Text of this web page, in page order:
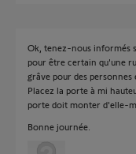
Ok, tenez-nous informés
pour être certain qu'une
grâve pour des personnes
Placez la porte à mi
porte doit monter d'elle-
Bonne journée.